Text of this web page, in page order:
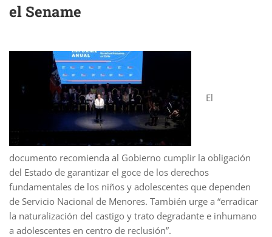
el Sename
El
documento recomienda al Gobierno cumplir la obligación
del Estado de garantizar el goce de los derechos
fundamentales de los niños y adolescentes que dependen
de Servicio Nacional de Menores. También urge a “erradicar
la naturalización del castigo y trato degradante e inhumano
a adolescentes en centro de reclusión”.